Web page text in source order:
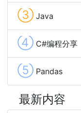
③ Java
④ C#编程分享
⑤ Pandas
最新内容